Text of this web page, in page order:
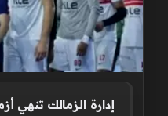
إدارة الزمالك تنهي